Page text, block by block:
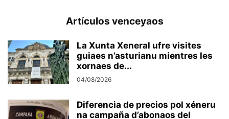
Artículos venceyaos
La Xunta Xeneral ufre visites
guiaes n’asturianu mientres les
xornaes de...
04/08/2026
Diferencia de precios pol xéneru
na campaña d’abonaos del